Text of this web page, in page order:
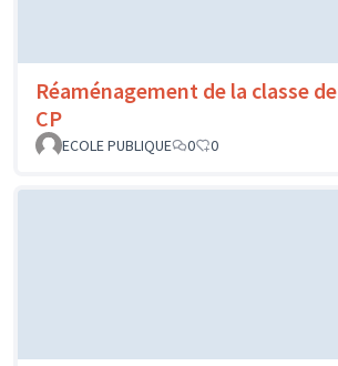
Réaménagement de la classe de
CP
ECOLE PUBLIQUE
0 0